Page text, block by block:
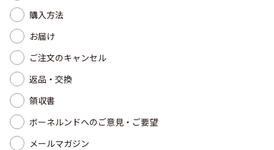
購入方法
お届け
ご注文のキャンセル
返品・交換
領収書
ボーネルンドへのご意見・ご要望
メールマガジン